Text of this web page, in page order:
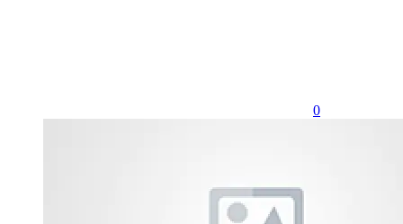
0